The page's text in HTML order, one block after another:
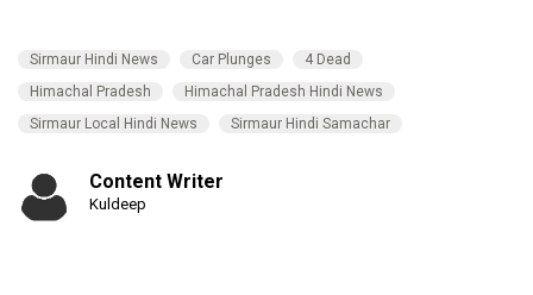
Sirmaur Hindi News Car Plunges
4 Dead
Himachal Pradesh
Himachal Pradesh Hindi News
Sirmaur Local Hindi News
Sirmaur Hindi Samachar
Content Writer
Kuldeep